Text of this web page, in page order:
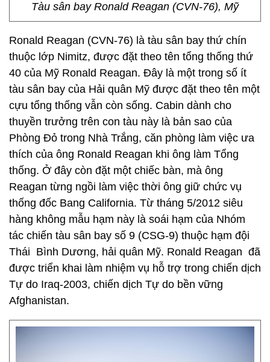
Tàu sân bay Ronald Reagan (CVN-76), Mỹ
Ronald Reagan (CVN-76) là tàu sân bay thứ chín
thuộc lớp Nimitz, được đặt theo tên tổng thống thứ
40 của Mỹ Ronald Reagan. Đây là một trong số ít
tàu sân bay của Hải quân Mỹ được đặt theo tên một
cựu tổng thống vẫn còn sống. Cabin dành cho
thuyền trưởng trên con tàu này là bản sao của
Phòng Đỏ trong Nhà Trắng, căn phòng làm việc ưa
thích của ông Ronald Reagan khi ông làm Tổng
thống. Ở đây còn đặt một chiếc bàn, mà ông
Reagan từng ngồi làm việc thời ông giữ chức vụ
thống đốc Bang California. Từ tháng 5/2012 siêu
hàng không mẫu hạm này là soái hạm của Nhóm
tác chiến tàu sân bay số 9 (CSG-9) thuộc hạm đội
Thái Bình Dương, hải quân Mỹ. Ronald Reagan đã
được triển khai làm nhiệm vụ hỗ trợ trong chiến dịch
Tự do Iraq-2003, chiến dịch Tự do bền vững
Afghanistan.